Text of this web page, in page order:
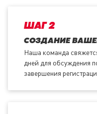
ШАГ 2
СОЗДАНИЕ
Наша команда
дней для обсуждения
завершения